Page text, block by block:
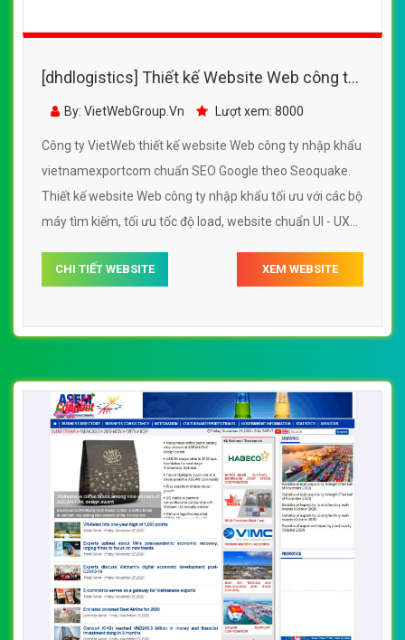
[dhdlogistics] Thiết kế Website Web công ty
nhập khẩu - vietnamexportcom
By: VietWebGroup.Vn Lượt xem: 8000
Công ty VietWeb thiết kế website Web công ty nhập khẩu
vietnamexportcom chuẩn SEO Google theo Seoquake.
Thiết kế website Web công ty nhập khẩu tối ưu với các bộ
máy tìm kiếm, tối ưu tốc độ load, website chuẩn UI - UX
ty nhập khẩu vietnamexportcom
CHI TIẾT WEBSITE XEM WEBSITE